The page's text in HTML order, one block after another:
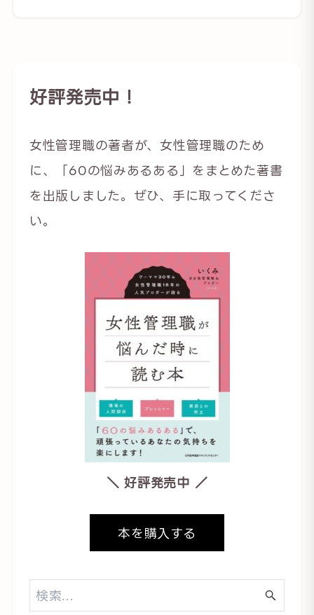
好評発売中！
女性管理職の著者が、女性管理職のため
に、「60の悩みあるある」をまとめた著書
を出版しました。ぜひ、手に取ってくださ
い。
＼ 好評発売中 ／
本を購入する